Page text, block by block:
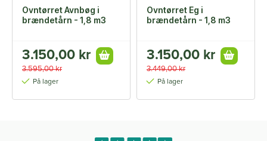
Ovntørret Avnbøg i
brændetårn - 1,8 m3
3.150,00 kr
3.595,00 kr
På lager
Ovntørret Eg i
brændetårn - 1,8 m3
3.150,00 kr
3.449,00 kr
På lager